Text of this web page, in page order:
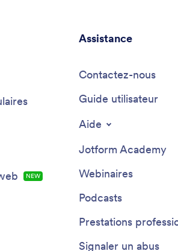
NEW
Assistance
Contactez-nous
Guide utilisateur
Aide
Jotform Academy
Webinaires
Podcasts
Prestations
Signaler un abus